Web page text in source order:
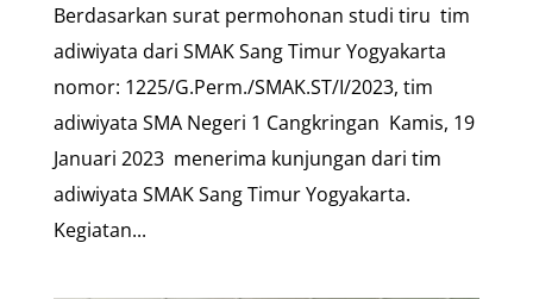
Berdasarkan surat permohonan studi tiru tim
adiwiyata dari SMAK Sang Timur Yogyakarta
nomor: 1225/G.Perm./SMAK.ST/I/2023, tim
adiwiyata SMA Negeri 1 Cangkringan Kamis, 19
Januari 2023 menerima kunjungan dari tim
adiwiyata SMAK Sang Timur Yogyakarta.
Kegiatan...